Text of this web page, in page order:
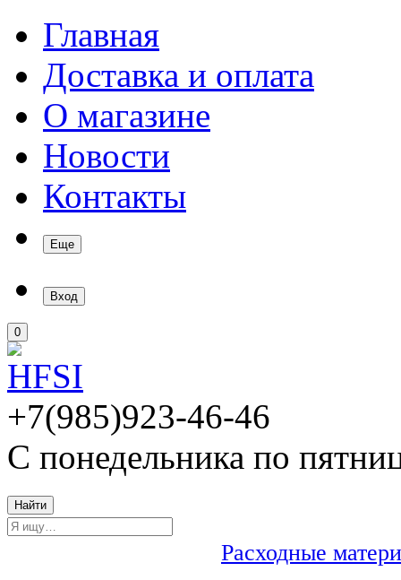
Главная
Доставка и оплата
О магазине
Новости
Контакты
Еще
Вход
0
+7(985)923-46-46
С понедельника по
Найти
Расходные